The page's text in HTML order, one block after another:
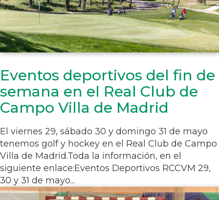
Eventos deportivos del fin de
semana en el Real Club de
Campo Villa de Madrid
El viernes 29, sábado 30 y domingo 31 de mayo
tenemos golf y hockey en el Real Club de Campo
Villa de Madrid.Toda la información, en el
siguiente enlace:Eventos Deportivos RCCVM 29,
30 y 31 de mayo...